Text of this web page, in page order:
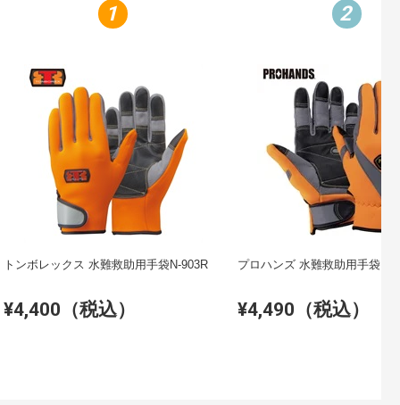
1
トンボレックス 水難救助用手袋N-903R
¥4,400（税込）
2
¥4,490（税込）